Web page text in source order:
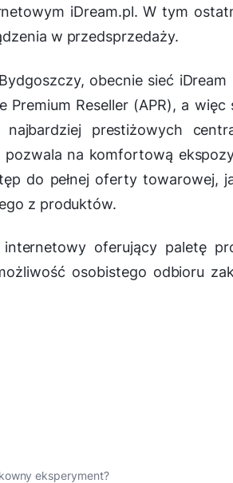
iDream.pl. W tym
w przedsprzedaży.
obecnie sieć
Reseller (APR), a więc
prestiżowych
na komfortową
do pełnej oferty towarowej,
z produktów.
oferujący paletę
osobistego odbioru
eksperyment?